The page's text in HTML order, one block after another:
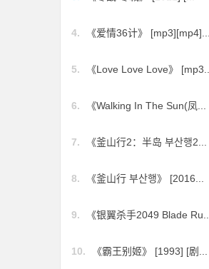
4.
《爱情36计》 [mp3][mp4]...
5.
《Love Love Love》 [mp3...
6.
《Walking In The Sun(凤...
7.
《釜山行2：半岛 부산행2...
8.
《釜山行 부산행》 [2016...
9.
《银翼杀手2049 Blade Ru...
10.
《霸王别姬》 [1993] [剧...